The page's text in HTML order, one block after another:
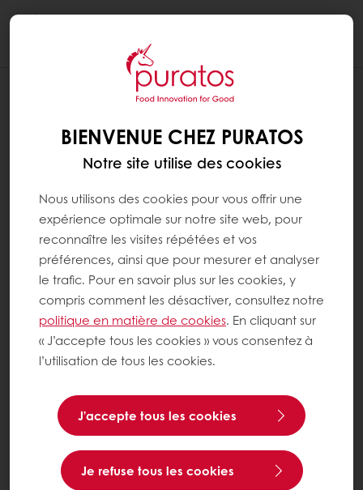
BIENVENUE CHEZ PURATOS
Notre site utilise des cookies
Nous utilisons des cookies pour vous offrir une
expérience optimale sur notre site web, pour
reconnaître les visites répétées et vos
préférences, ainsi que pour mesurer et analyser
le trafic. Pour en savoir plus sur les cookies, y
compris comment les désactiver, consultez notre
politique en matière de cookies. En cliquant sur
« J’accepte tous les cookies » vous consentez à
l’utilisation de tous les cookies.
J’accepte tous les cookies
Je refuse tous les cookies